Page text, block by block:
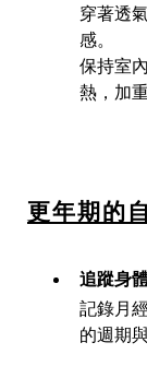
穿著透
感。
保持室
熱，加
更年期的
追蹤身
記錄月
的週期